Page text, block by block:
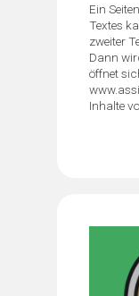
Ein
Textes
zweiter
Dann
öffnet
Inhalte